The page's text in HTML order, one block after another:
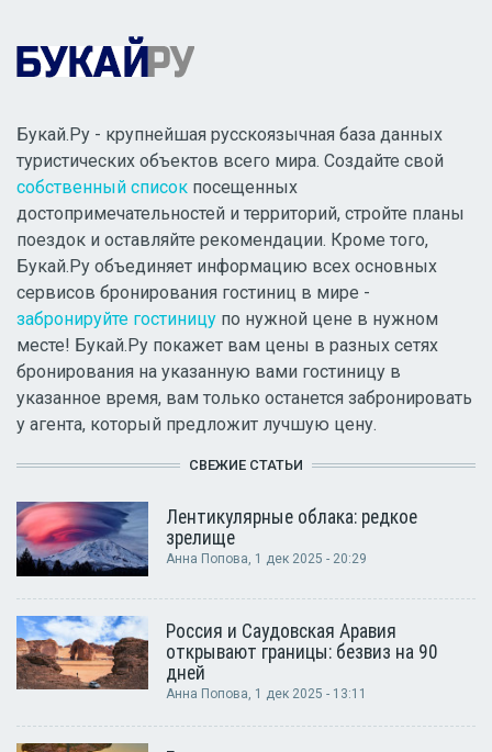
Букай.Ру - крупнейшая русскоязычная база данных
туристических объектов всего мира. Создайте свой
собственный список посещенных
достопримечательностей и территорий, стройте планы
поездок и оставляйте рекомендации. Кроме того,
Букай.Ру объединяет информацию всех основных
сервисов бронирования гостиниц в мире -
забронируйте гостиницу по нужной цене в нужном
месте! Букай.Ру покажет вам цены в разных сетях
бронирования на указанную вами гостиницу в
указанное время, вам только останется забронировать
у агента, который предложит лучшую цену.
СВЕЖИЕ СТАТЬИ
Лентикулярные облака: редкое
зрелище
Анна Попова, 1 дек 2025 - 20:29
Россия и Саудовская Аравия
открывают границы: безвиз на 90
дней
Анна Попова, 1 дек 2025 - 13:11